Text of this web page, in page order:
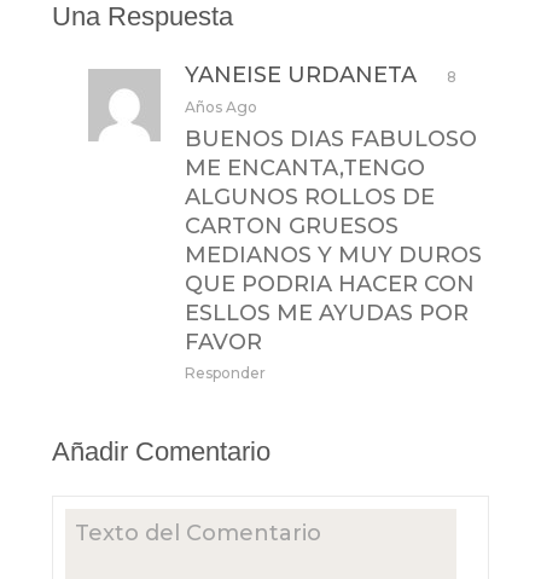
Una Respuesta
YANEISE URDANETA
8
Años Ago
BUENOS DIAS FABULOSO
ME ENCANTA,TENGO
ALGUNOS ROLLOS DE
CARTON GRUESOS
MEDIANOS Y MUY DUROS
QUE PODRIA HACER CON
ESLLOS ME AYUDAS POR
FAVOR
Responder
Añadir Comentario